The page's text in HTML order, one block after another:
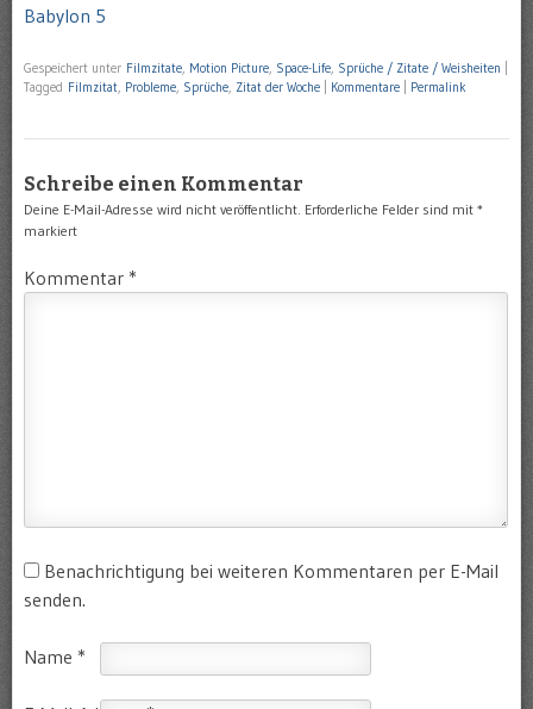
Babylon 5
Gespeichert unter Filmzitate, Motion Picture, Space-Life, Sprüche / Zitate / Weisheiten
Tagged Filmzitat, Probleme, Sprüche, Zitat der Woche Kommentare Permalink
Schreibe einen Kommentar
Deine E-Mail-Adresse wird nicht veröffentlicht. Erforderliche Felder sind mit *
markiert
Kommentar *
Benachrichtigung bei weiteren Kommentaren per E-Mail
senden.
Name *